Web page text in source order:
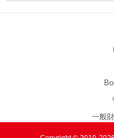
一般